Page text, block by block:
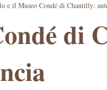
e il Museo Condé di Chantilly:
di